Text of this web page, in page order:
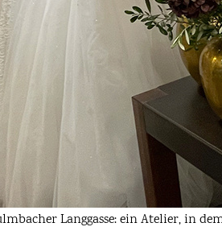
Langgasse: ein Atelier, in